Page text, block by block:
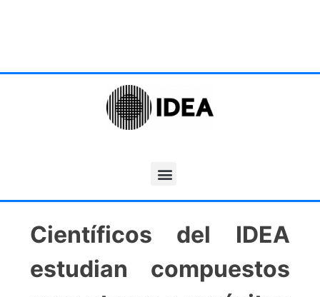
Científicos del IDEA
estudian compuestos